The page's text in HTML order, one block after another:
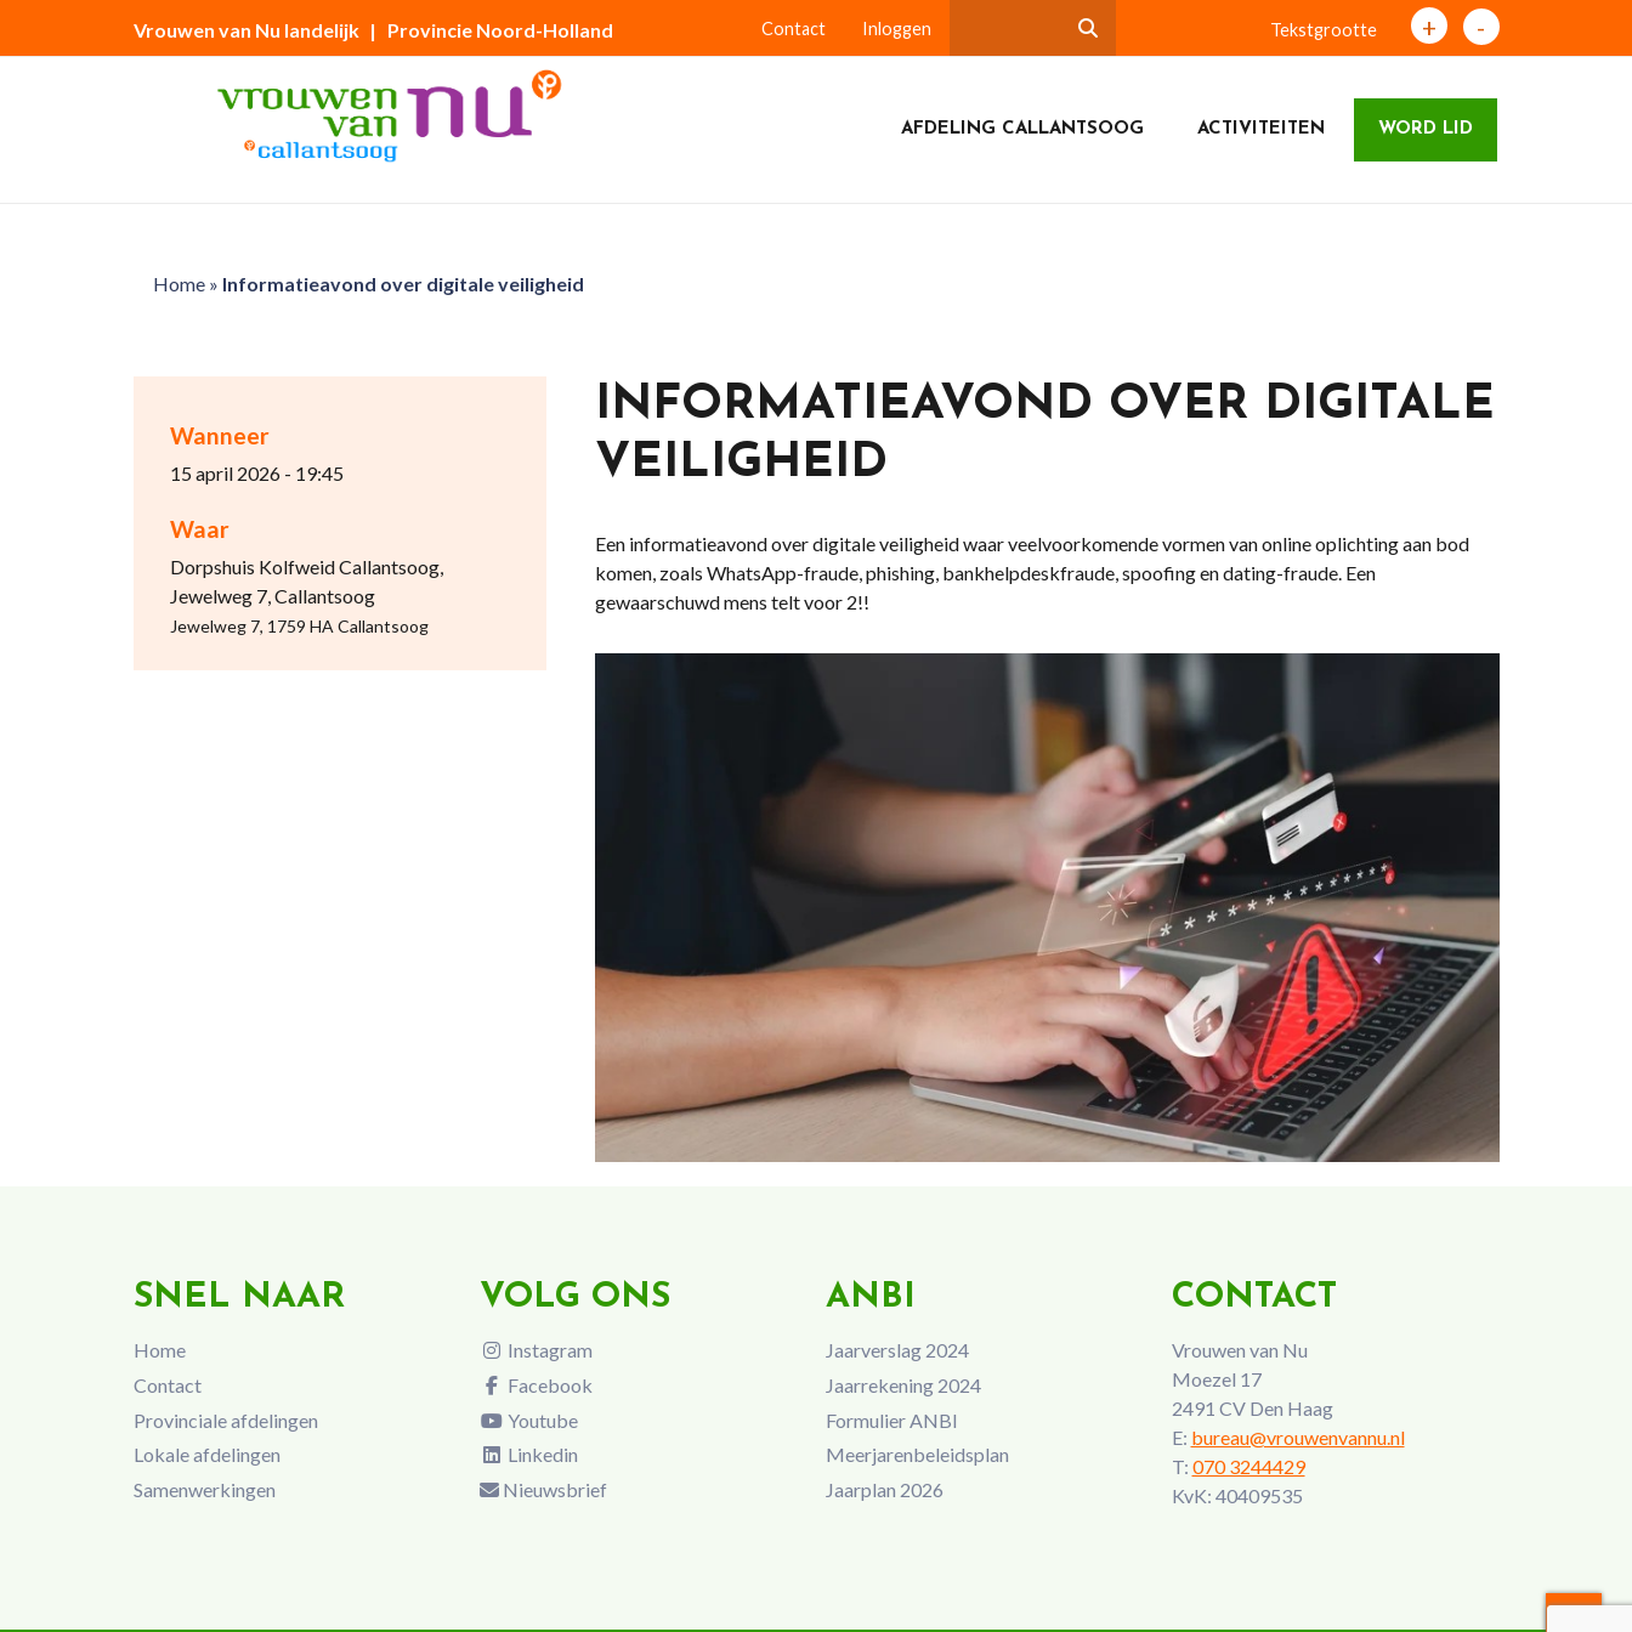
Vrouwen van Nu landelijk | Provincie Noord-Holland Contact Inloggen Tekstgrootte + -
AFDELING CALLANTSOOG ACTIVITEITEN WORD LID
Home» Informatieavond over digitale veiligheid
Wanneer
15 april 2026 - 19:45
Waar
Dorpshuis Kolfweid Callantsoog,
Jewelweg 7, Callantsoog
Jewelweg 7, 1759 HA Callantsoog
INFORMATIEAVOND OVER DIGITALE
VEILIGHEID
Een informatieavond over digitale veiligheid waar veelvoorkomende vormen van online oplichting aan bod
komen, zoals WhatsApp-fraude, phishing, bankhelpdeskfraude, spoofing en dating-fraude. Een
gewaarschuwd mens telt voor 2!!
SNEL NAAR
Home
Contact
Provinciale afdelingen
Lokale afdelingen
Samenwerkingen
VOLG ONS
Instagram
Facebook
Youtube
Linkedin
Nieuwsbrief
ANBI
Jaarverslag 2024
Jaarrekening 2024
Formulier ANBI
Meerjarenbeleidsplan
Jaarplan 2026
CONTACT
Vrouwen van Nu
Moezel 17
2491 CV Den Haag
E: bureau@vrouwenvannu.nl
T: 070 3244429
KvK: 40409535